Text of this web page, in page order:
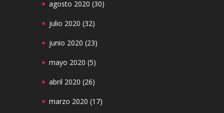
agosto 2020 (30)
julio 2020 (32)
junio 2020 (23)
mayo 2020 (5)
abril 2020 (26)
marzo 2020 (17)